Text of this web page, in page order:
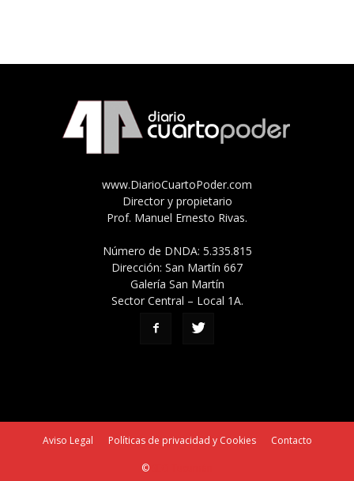
www.DiarioCuartoPoder.com
Director y propietario
Prof. Manuel Ernesto Rivas.
Número de DNDA: 5.335.815
Dirección: San Martín 667
Galería San Martín
Sector Central – Local 1A.
Aviso Legal Políticas de privacidad y Cookies Contacto
©